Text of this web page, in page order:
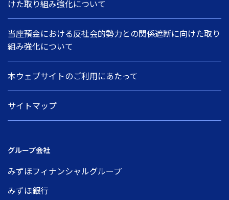
けた取り組み強化について
当座預金における反社会的勢力との関係遮断に向けた取り
組み強化について
本ウェブサイトのご利用にあたって
サイトマップ
グループ会社
みずほフィナンシャルグループ
みずほ銀行